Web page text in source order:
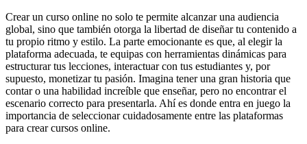
Crear un curso online no solo te permite alcanzar una audiencia
global, sino que también otorga la libertad de diseñar tu contenido a
tu propio ritmo y estilo. La parte emocionante es que, al elegir la
plataforma adecuada, te equipas con herramientas dinámicas para
estructurar tus lecciones, interactuar con tus estudiantes y, por
supuesto, monetizar tu pasión. Imagina tener una gran historia que
contar o una habilidad increíble que enseñar, pero no encontrar el
escenario correcto para presentarla. Ahí es donde entra en juego la
importancia de seleccionar cuidadosamente entre las plataformas
para crear cursos online.